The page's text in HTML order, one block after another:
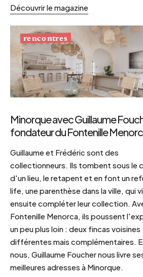
Découvrir le magazine
rencontres
Minorque avec Guillaume
fondateur du Fontenille
Guillaume et Frédéric sont des
collectionneurs. Ils tombent sous le
d'un lieu, le retapent et en font un
life, une parenthèse dans la ville, qui
ensuite compléter leur collection.
Fontenille Menorca, ils poussent
un peu plus loin : deux fincas voisines
différentes mais complémentaires.
nous, Guillaume Foucher nous livre
meilleures adresses à Minorque.